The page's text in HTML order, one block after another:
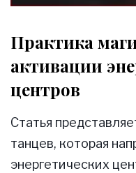
Практика
активации
центров
Статья
танцев, которая
энергетических